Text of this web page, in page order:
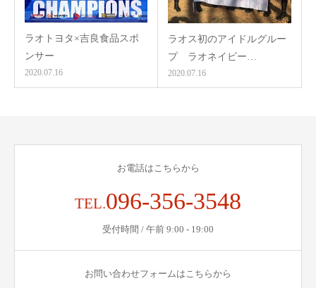
ラオトヨタ×吉良食品スポ
ンサー
2020.07.16
ラオス初のアイドルグルー
プ ラオネイビー…
2020.07.16
お電話はこちらから
TEL.096-356-3548
受付時間 / 午前 9:00 - 19:00
お問い合わせフォームはこちらから